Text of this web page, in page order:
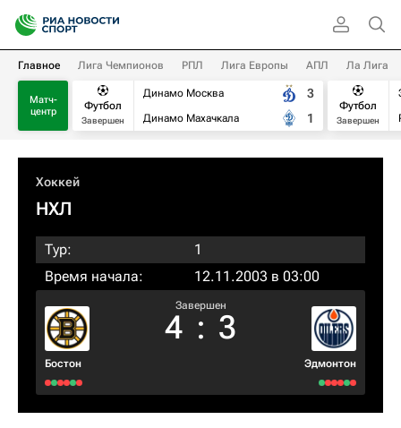
Главное Лига Чемпионов РПЛ Лига Европы АПЛ Ла Лига
Матч-
центр
Футбол
Завершен
Динамо Москва
Динамо Махачкала
3
1
Футбол
Завершен
Хоккей
НХЛ
Тур:
1
Время начала:
12.11.2003 в 03:00
Бостон
Завершен
4 : 3
Эдмонтон